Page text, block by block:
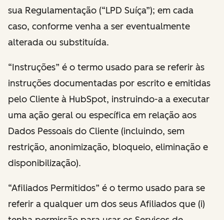
sua Regulamentação (“LPD Suíça”); em cada
caso, conforme venha a ser eventualmente
alterada ou substituída.
“Instruções” é o termo usado para se referir às
instruções documentadas por escrito e emitidas
pelo Cliente à HubSpot, instruindo-a a executar
uma ação geral ou específica em relação aos
Dados Pessoais do Cliente (incluindo, sem
restrição, anonimização, bloqueio, eliminação e
disponibilização).
“Afiliados Permitidos” é o termo usado para se
referir a qualquer um dos seus Afiliados que (i)